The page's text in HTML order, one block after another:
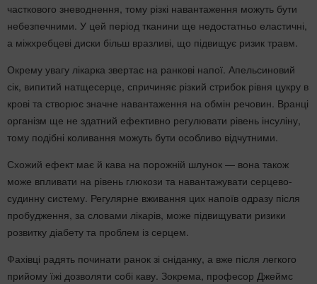
часткового зневоднення, тому різкі навантаження можуть бути
небезпечними. У цей період тканини ще недостатньо еластичні,
а міжхребцеві диски більш вразливі, що підвищує ризик травм.
Окрему увагу лікарка звертає на ранкові напої. Апельсиновий
сік, випитий натщесерце, спричиняє різкий стрибок рівня цукру в
крові та створює значне навантаження на обмін речовин. Вранці
організм ще не здатний ефективно регулювати рівень інсуліну,
тому подібні коливання можуть бути особливо відчутними.
Схожий ефект має й кава на порожній шлунок — вона також
може впливати на рівень глюкози та навантажувати серцево-
судинну систему. Регулярне вживання цих напоїв одразу після
пробудження, за словами лікарів, може підвищувати ризики
розвитку діабету та проблем із серцем.
Фахівці радять починати ранок зі сніданку, а вже після легкого
прийому їжі дозволяти собі каву. Зокрема, професор Джеймс